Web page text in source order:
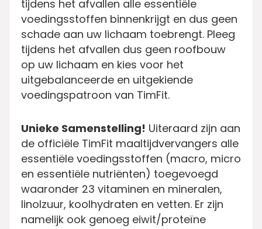
tijdens het afvallen alle essentiële
voedingsstoffen binnenkrijgt en dus geen
schade aan uw lichaam toebrengt. Pleeg
tijdens het afvallen dus geen roofbouw
op uw lichaam en kies voor het
uitgebalanceerde en uitgekiende
voedingspatroon van TimFit.
Unieke Samenstelling! Uiteraard zijn aan
de officiële TimFit maaltijdvervangers alle
essentiële voedingsstoffen (macro, micro
en essentiële nutriënten) toegevoegd
waaronder 23 vitaminen en mineralen,
linolzuur, koolhydraten en vetten. Er zijn
namelijk ook genoeg eiwit/proteïne